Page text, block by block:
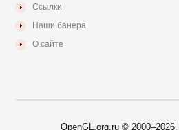
Ссылки
Наши банера
О сайте
OpenGL.org.ru © 2000–2026.